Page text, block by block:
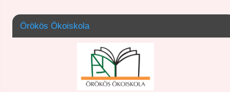
Örökös Ökoiskola